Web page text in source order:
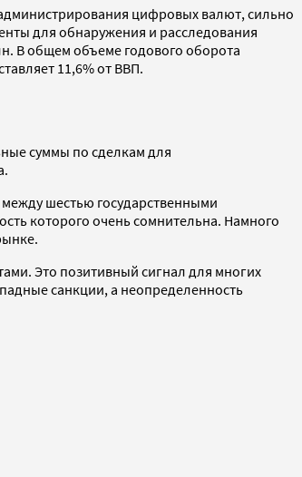
цифровых валют, сильно
для обнаружения и расследования
В общем объеме годового оборота
11,6% от ВВП.
суммы по сделкам для
шестью государственными
которого очень сомнительна. Намного
Это позитивный сигнал для многих
санкции, а неопределенность